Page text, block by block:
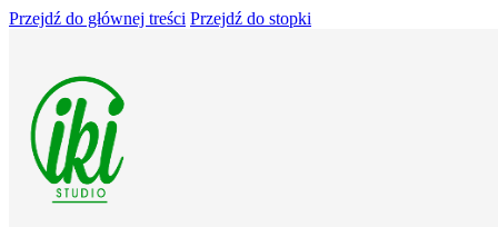
Przejdź do głównej treści Przejdź do stopki